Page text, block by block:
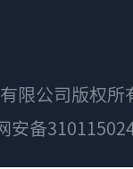
有限公司版权
安备